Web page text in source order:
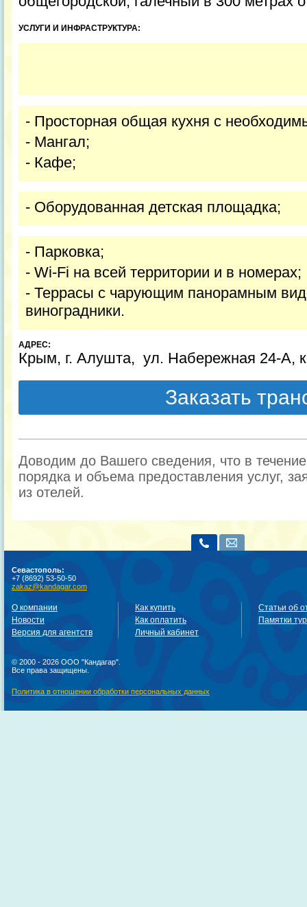
УСЛУГИ И ИНФРАСТРУКТУРА:
- Просторная общая кухня с
- Мангал;
- Кафе;
- Оборудованная детская площадка;
- Парковка;
- Wi-Fi на всей территории и в номерах;
- Террасы с чарующим панорамным
виноградники.
АДРЕС:
Крым, г. Алушта, ул. Набережная 24-А,
Заказать
Доводим до Вашего сведения, что в
порядка и объема предоставления услуг,
из отелей.
Севастополь:
+7 (8692) 53-50-50
zakaz@kandagar.com
О компании
Новости
Версия для агентств
Как купить
Как оплатить
Личный кабинет
Статьи об
Памятки
© 2000 - 2026 ООО "Кандагар".
Все права защищены.
Политика в отношении обработки персональных данных